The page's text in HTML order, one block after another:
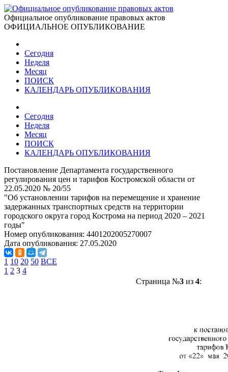
Официальное опубликование правовых актов
ОФИЦИАЛЬНОЕ ОПУБЛИКОВАНИЕ
Сегодня
Неделя
Месяц
ПОИСК
КАЛЕНДАРЬ ОПУБЛИКОВАНИЯ
Сегодня
Неделя
Месяц
ПОИСК
КАЛЕНДАРЬ ОПУБЛИКОВАНИЯ
Постановление Департамента государственного
регулирования цен и тарифов Костромской области от
22.05.2020 № 20/55
"Об установлении тарифов на перемещение и хранение
задержанных транспортных средств на территории
городского округа город Кострома на период 2020 – 2021
годы"
Номер опубликования: 4401202005270007
Дата опубликования: 27.05.2020
1 10 20 50 ВСЕ
1 2 3 4
Страница №3из 4: